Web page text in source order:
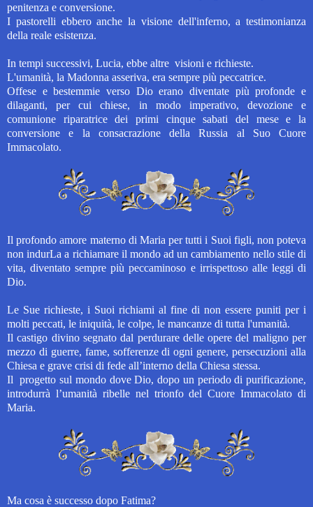
penitenza e conversione.
I pastorelli ebbero anche la visione dell'inferno, a testimonianza
della reale esistenza.
In tempi successivi, Lucia, ebbe altre visioni e richieste.
L'umanità, la Madonna asseriva, era sempre più peccatrice.
Offese e bestemmie verso Dio erano diventate più profonde e
dilaganti, per cui chiese, in modo imperativo, devozione e
comunione riparatrice dei primi cinque sabati del mese e la
conversione e la consacrazione della Russia al Suo Cuore
Immacolato.
Il profondo amore materno di Maria per tutti i Suoi figli, non poteva
non indurLa a richiamare il mondo ad un cambiamento nello stile di
vita, diventato sempre più peccaminoso e irrispettoso alle leggi di
Dio.
Le Sue richieste, i Suoi richiami al fine di non essere puniti per i
molti peccati, le iniquità, le colpe, le mancanze di tutta l'umanità.
Il castigo divino segnato dal perdurare delle opere del maligno per
mezzo di guerre, fame, sofferenze di ogni genere, persecuzioni alla
Chiesa e grave crisi di fede all’interno della Chiesa stessa.
Il progetto sul mondo dove Dio, dopo un periodo di purificazione,
introdurrà l’umanità ribelle nel trionfo del Cuore Immacolato di
Maria.
Ma cosa è successo dopo Fatima?